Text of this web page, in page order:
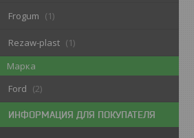
Frogum 1
Rezaw-plast
1
Марка
Ford
2
ИНФОРМАЦИЯ ДЛЯ ПОКУПАТЕЛЯ